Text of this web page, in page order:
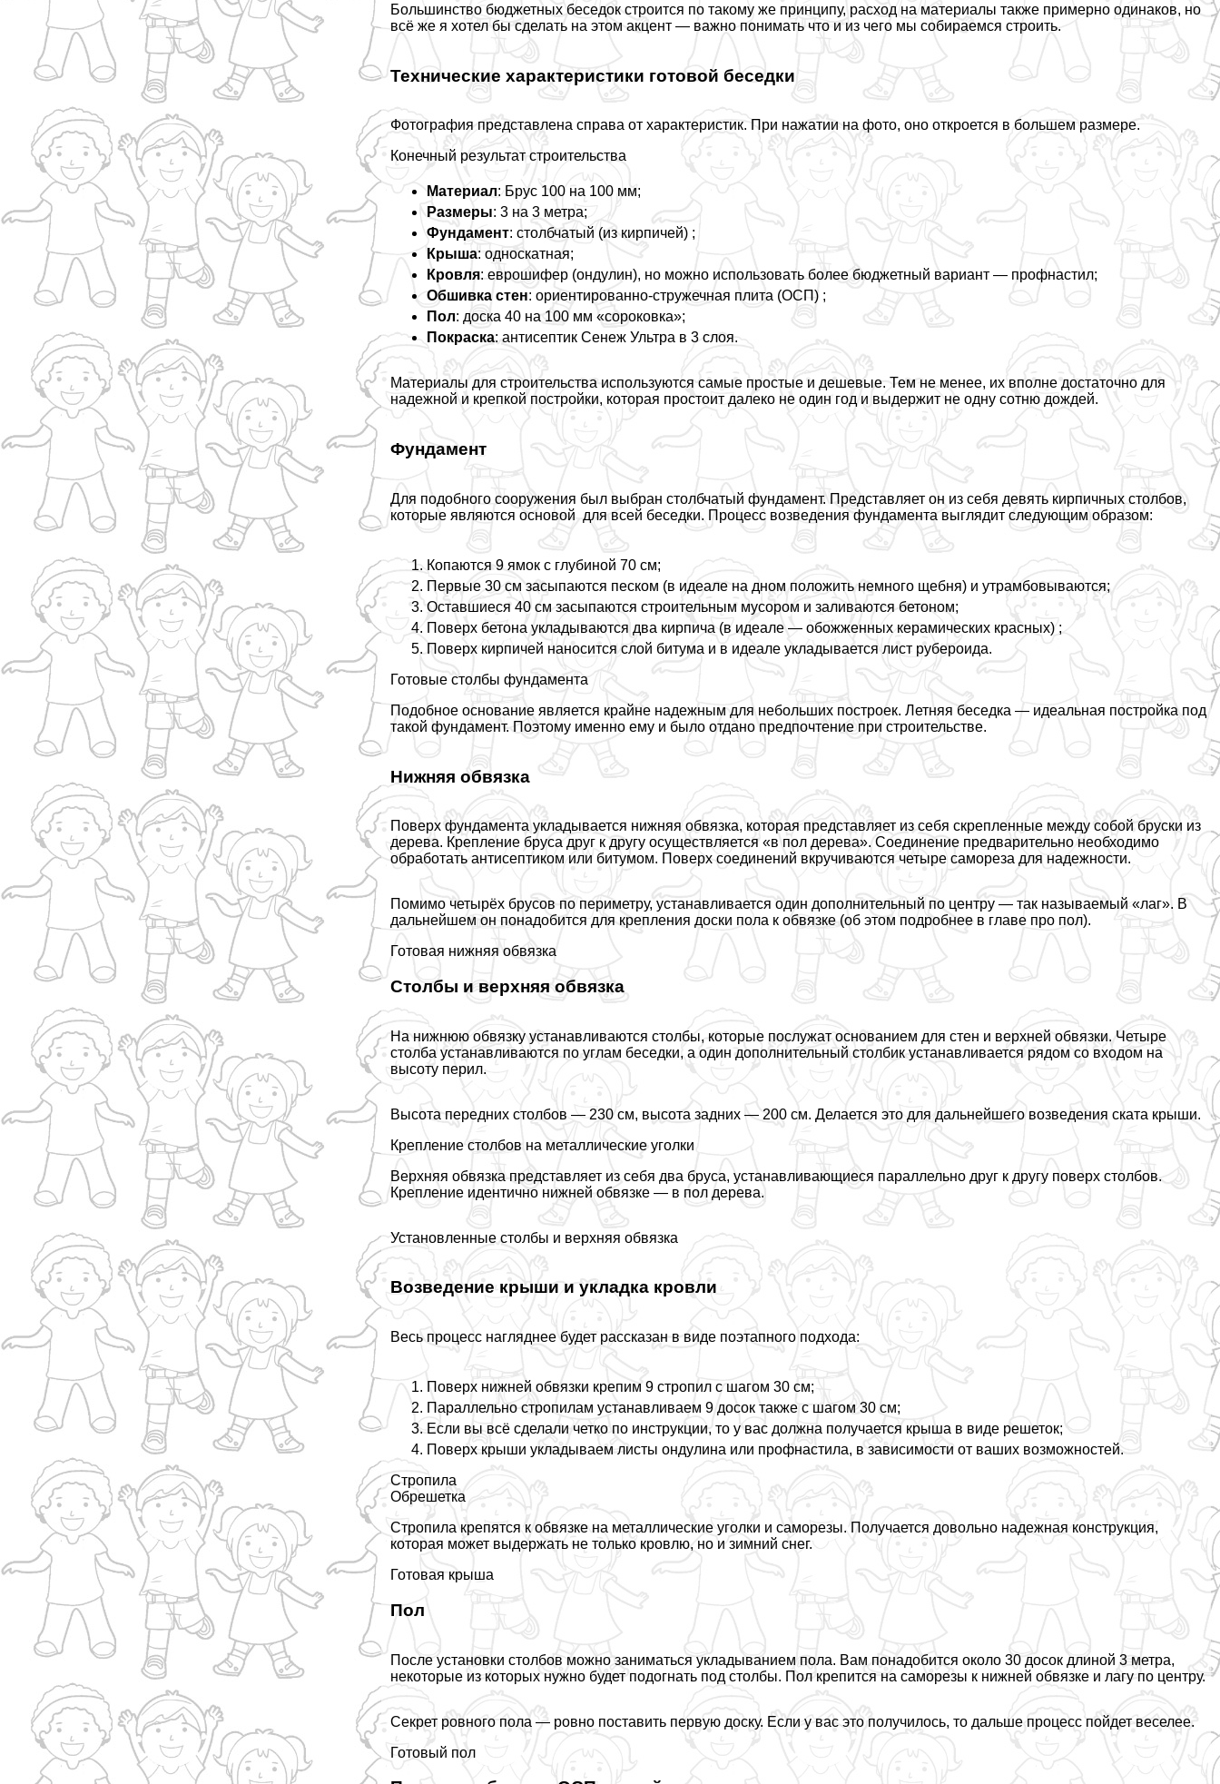
Большинство бюджетных беседок строится по такому же принципу, расход на материалы также примерно одинаков, но
всё же я хотел бы сделать на этом акцент — важно понимать что и из чего мы собираемся строить.
Технические хаpaктеристики готовой беседки
Фотография представлена справа от хаpaктеристик. При нажатии на фото, оно откроется в большем размере.
Конечный результат строительства
Материал: Брус 100 на 100 мм;
Размеры: 3 на 3 метра;
Фундамент: столбчатый (из кирпичей) ;
Крыша: односкатная;
Кровля: еврошифер (ондулин), но можно использовать более бюджетный вариант — профнастил;
Обшивка стен: ориентированно-стружечная плита (ОСП) ;
Пол: доска 40 на 100 мм «сороковка»;
Покраска: антисептик Сенеж Ультра в 3 слоя.
Материалы для строительства используются самые простые и дешевые. Тем не менее, их вполне достаточно для
надежной и крепкой постройки, которая простоит далеко не один год и выдержит не одну сотню дождей.
Фундамент
Для подобного сооружения был выбран столбчатый фундамент. Представляет он из себя девять кирпичных столбов,
которые являются основой для всей беседки. Процесс возведения фундамента выглядит следующим образом:
Копаются 9 ямок с глубиной 70 см;
Первые 30 см засыпаются песком (в идеале на дном положить немного щебня) и утрамбовываются;
Оставшиеся 40 см засыпаются строительным мусором и заливаются бетоном;
Поверх бетона укладываются два кирпича (в идеале — обожженных керамических красных) ;
Поверх кирпичей наносится слой битума и в идеале укладывается лист рубероида.
Готовые столбы фундамента
Подобное основание является крайне надежным для небольших построек. Летняя беседка — идеальная постройка под
такой фундамент. Поэтому именно ему и было отдано предпочтение при строительстве.
Нижняя обвязка
Поверх фундамента укладывается нижняя обвязка, которая представляет из себя скрепленные между собой бруски из
дерева. Крепление бруса друг к другу осуществляется «в пол дерева». Соединение предварительно необходимо
обработать антисептиком или битумом. Поверх соединений вкручиваются четыре самореза для надежности.
Помимо четырёх брусов по периметру, устанавливается один дополнительный по центру — так называемый «лаг». В
дальнейшем он понадобится для крепления доски пола к обвязке (об этом подробнее в главе про пол).
Готовая нижняя обвязка
Столбы и верхняя обвязка
На нижнюю обвязку устанавливаются столбы, которые послужат основанием для стен и верхней обвязки. Четыре
столба устанавливаются по углам беседки, а один дополнительный столбик устанавливается рядом со входом на
высоту перил.
Высота передних столбов — 230 см, высота задних — 200 см. Делается это для дальнейшего возведения ската крыши.
Крепление столбов на металлические уголки
Верхняя обвязка представляет из себя два бруса, устанавливающиеся параллельно друг к другу поверх столбов.
Крепление идентично нижней обвязке — в пол дерева.
Установленные столбы и верхняя обвязка
Возведение крыши и укладка кровли
Весь процесс нагляднее будет рассказан в виде поэтапного подхода:
Поверх нижней обвязки крепим 9 стропил с шагом 30 см;
Параллельно стропилам устанавливаем 9 досок также с шагом 30 см;
Если вы всё сделали четко по инструкции, то у вас должна получается крыша в виде решеток;
Поверх крыши укладываем листы ондулина или профнастила, в зависимости от ваших возможностей.
Стропила
Обрешетка
Стропила крепятся к обвязке на металлические уголки и саморезы. Получается довольно надежная конструкция,
которая может выдержать не только кровлю, но и зимний снег.
Готовая крыша
Пол
После установки столбов можно заниматься укладыванием пола. Вам понадобится около 30 досок длиной 3 метра,
некоторые из которых нужно будет подогнать под столбы. Пол крепится на саморезы к нижней обвязке и лагу по центру.
Секрет ровного пола — ровно поставить первую доску. Если у вас это получилось, то дальше процесс пойдет веселее.
Готовый пол